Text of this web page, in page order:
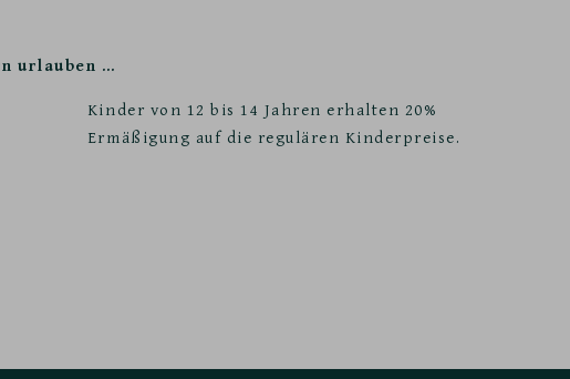
urlauben …
Kinder von 12 bis 14 Jahren erhalten 20%
Ermäßigung auf die regulären Kinderpreise.